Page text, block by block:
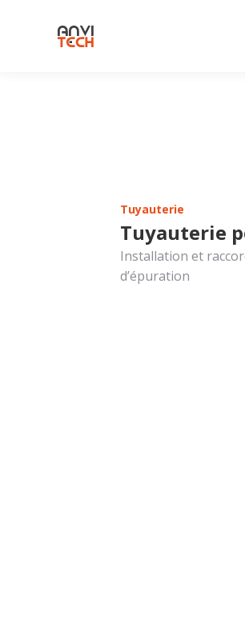
Tuyauterie
Tuyauterie
Installation et
d’épuration